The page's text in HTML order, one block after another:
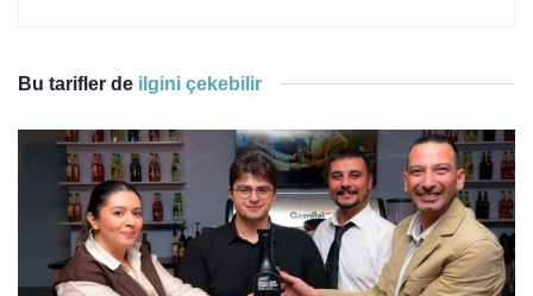
Bu tarifler de ilgini çekebilir